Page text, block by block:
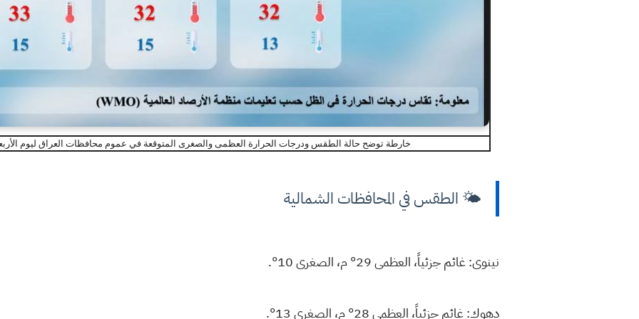
خارطة توضح حالة الطقس ودرجات الحرارة العظمى والصغرى المتوقعة في عموم محافظات العراق ليوم الأربعاء 5 تشرين الثاني
🌤 الطقس في المحافظات الشمالية
نينوى: غائم جزئياً، العظمى 29° م، الصغرى 10°.
دهوك: غائم جزئياً، العظمى 28° م، الصغرى 13°.